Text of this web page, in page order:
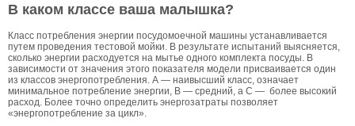
В каком классе ваша малышка?
Класс потребления энергии посудомоечной машины устанавливается
путем проведения тестовой мойки. В результате испытаний выясняется,
сколько энергии расходуется на мытье одного комплекта посуды. В
зависимости от значения этого показателя модели присваивается один
из классов энергопотребления. А — наивысший класс, означает
минимальное потребление энергии, В — средний, а С — более высокий
расход. Более точно определить энергозатраты позволяет
«энергопотребление за цикл».